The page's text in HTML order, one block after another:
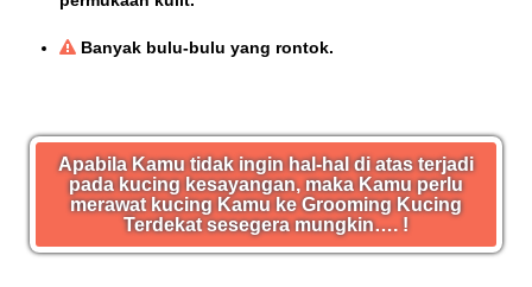
Banyak bulu-bulu yang rontok.
Apabila Kamu tidak ingin hal-hal di atas terjadi
pada kucing kesayangan, maka Kamu perlu
merawat kucing Kamu ke Grooming Kucing
Terdekat sesegera mungkin…. !